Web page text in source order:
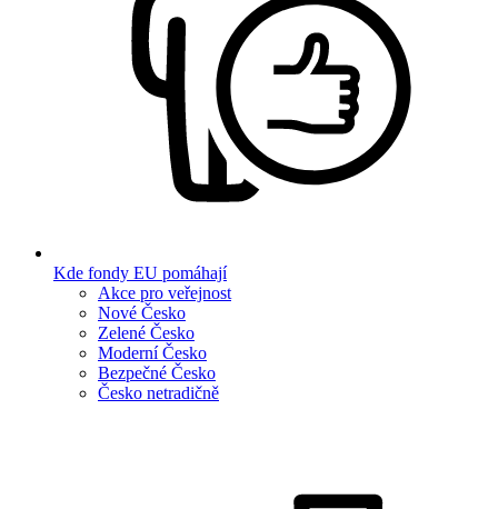
Kde fondy EU pomáhají
Akce pro veřejnost
Nové Česko
Zelené Česko
Moderní Česko
Bezpečné Česko
Česko netradičně